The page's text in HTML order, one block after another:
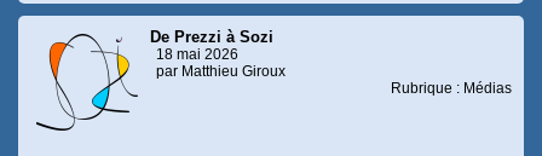
De Prezzi à Sozi
18 mai 2026
par Matthieu Giroux
Rubrique : Médias